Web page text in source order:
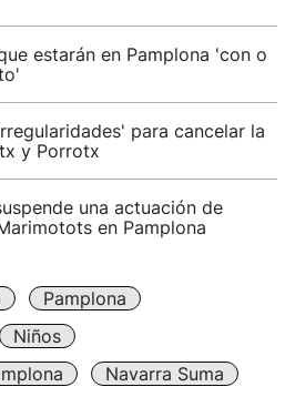
estarán en Pamplona 'con o
para cancelar la
y Porrotx
una actuación de
en Pamplona
Pamplona
Niños
Navarra Suma